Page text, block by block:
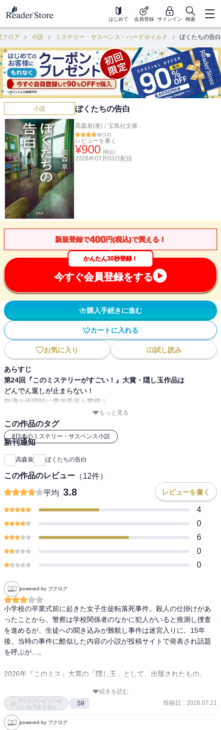
はじめて 会員登録 サインイン 検索
フロア 小説 ミステリー・サスペンス・ハードボイルド ぼくたちの告白
小説 ぼくたちの告白
高森泉(著) / 宝島社文庫
(12)
レビューを書く
¥900 (税込)
2026年07月03日 配信
新規登録で400円(税込)で買える！
かんたん30秒登録！
今すぐ会員登録をする
購入手続きに進む
カートに入れる
お気に入り 試し読み
あらすじ
第24回『このミステリーがすごい！』大賞・隠し玉作品は
どんでん返しが止まらない！
怒濤の推理戦に選考委員も驚愕！
「冒頭から仕掛けられていた罠が見事に決まっている」――千街晶
之（ミステリ評論家）
「複数のフェイズを通して多彩な要素を盛り込み、意外性に拘った
エンタテインメント精神は注目に値する」――福井健太（書評家）
「構成が上手いし、構成要素のそれぞれも魅力的」――村上貴史
ったことから、警察は学校関係者のなかに犯人がいると推測し捜査
を進めるが、生徒への聞き込みが難航し事件は迷宮入りに。15年
を呼ぶ。事件で転落死した女子生徒の妹・杏月（あづき）は小説に
不審な点を抱き、事件の調査を始める。その矢先、さらなる事件が
起き……。
【著者について】
高森泉(たかもり いずみ)
東京都生まれ、宮城県仙台市育ち。第24回『このミステリーがすご
もっと見る
この作品のタグ
#日本のミステリー・サスペンス小説
新刊通知
高森泉 ぼくたちの告白
この作品のレビュー （12件）
平均 3.8 レビューを書く
4
0
6
0
0
powered by ブクログ
小学校の卒業式前に起きた女子生徒転落死事件。殺人の仕掛けがあ
ったことから、警察は学校関係者のなかに犯人がいると推測し捜査
を進めるが、生徒への聞き込みが難航し事件は迷宮入りに。15年
後、当時の事件に酷似した内容の小説が投稿サイトで発表され話題
を呼ぶが…。
2026年『このミス』大賞の「隠し玉」として、出版されたもの。
いつも思うのだが、小学生は「生徒」じゃなくて「児童」だよ。
第一部の女子児童が転落するまでのおませな小学生たちの話が長い
長い。ちょっと飽きてきて、なかなか先に進まなかった。
続きを読む
ブクログレビューは
いいねできません
59 投稿日 : 2026.07.21
powered by ブクログ